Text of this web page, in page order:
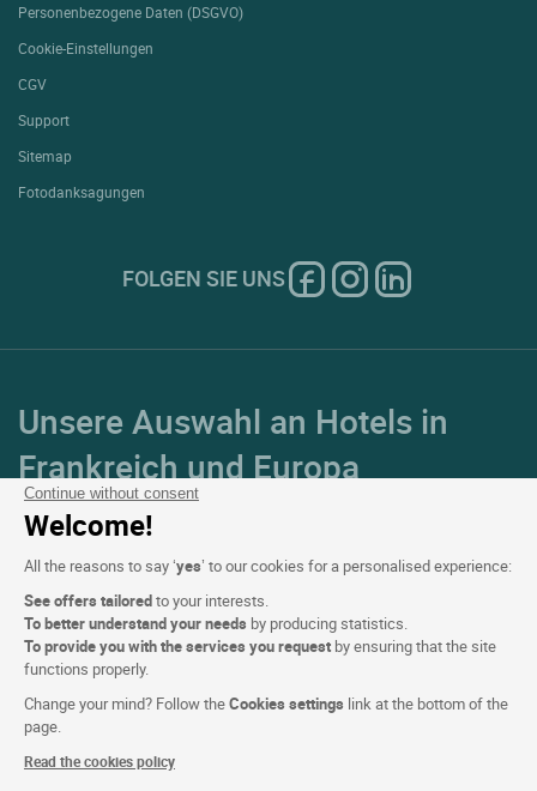
Continue without consent
Welcome!
All the reasons to say ‘yes’ to our cookies for a personalised experience:
See offers tailoredto your interests.
To better understand your needs by producing statistics.
To provide you with the services you request by ensuring that the site
functions properly.
Change your mind? Follow theCookies settings link at the bottom of the
page.
Read the cookies policy
Personenbezogene Daten (DSGVO)
Cookie-Einstellungen
CGV
Support
Sitemap
Fotodanksagungen
FOLGEN SIE UNS
Unsere Auswahl an Hotels in
Frankreich und Europa
Top Länder
Top Regionen
Top Städte
Top Hotels